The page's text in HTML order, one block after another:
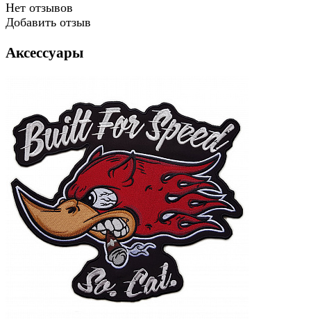
Нет отзывов
Добавить отзыв
Аксессуары